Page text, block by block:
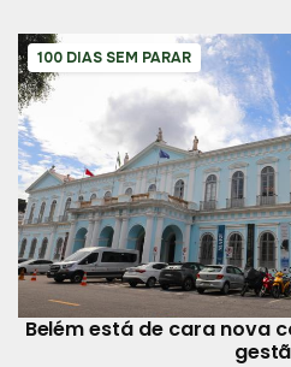
100 DIAS SEM PARAR
Belém está de cara nova